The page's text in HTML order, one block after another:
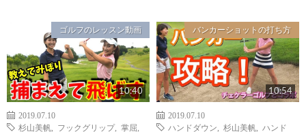
ゴルフのレッスン動画
10:40
2019.07.10
杉山美帆
フックグリップ, 掌屈
バンカーショットの打ち方
10:54
2019.07.10
ハンドダウン
杉山美帆
ハンド